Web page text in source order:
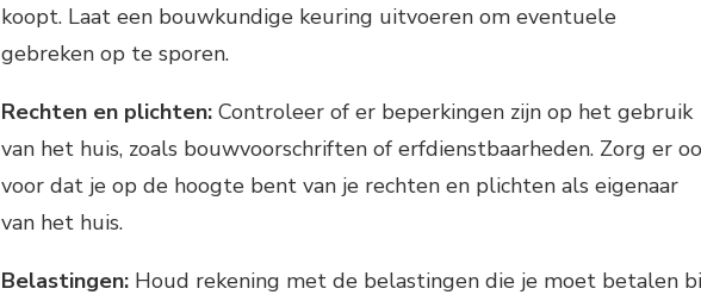
koopt. Laat een bouwkundige keuring uitvoeren om eventuele
gebreken op te sporen.
Rechten en plichten: Controleer of er beperkingen zijn op het gebruik
van het huis, zoals bouwvoorschriften of erfdienstbaarheden. Zorg er
voor dat je op de hoogte bent van je rechten en plichten als eigenaar
van het huis.
Belastingen: Houd rekening met de belastingen die je moet betalen